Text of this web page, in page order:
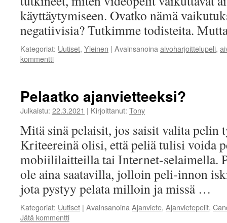
käyttäytymiseen. Ovatko nämä
negatiivisia? Tutkimme todisteita.
Kategoriat: Uutiset, Yleinen | Avainsanoina aivoharjoittelupeli,
kommentti
Pelaatko ajanvietteeksi?
Julkaistu: 22.3.2021 | Kirjoittanut: Tony
Mitä sinä pelaisit, jos saisit valita pelin
Kriteereinä olisi, että peliä tulisi voida
mobiililaitteilla tai Internet-selaimella.
ole aina saatavilla, jolloin peli-innon
jota pystyy pelata milloin ja missä …
Kategoriat: Uutiset | Avainsanoina Ajanviete, Ajanvietepelit,
Jätä kommentti